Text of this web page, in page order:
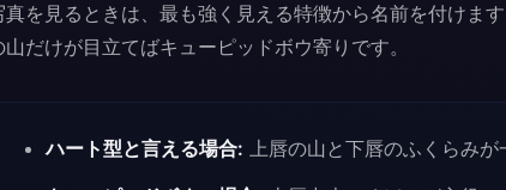
真を見るときは、最も強く見える特徴から名前を付けま
山だけが目立てばキューピッドボウ寄りです。
ハート型と言える場合: 上唇の山と下唇のふくらみが